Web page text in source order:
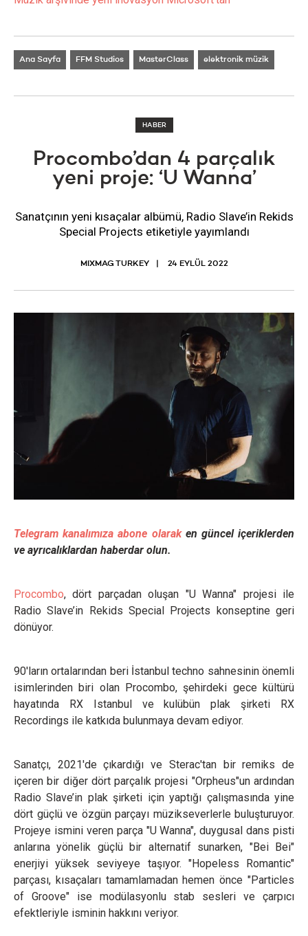
Ana Sayfa FFM Studios MasterClass elektronik müzik
HABER
Procombo’dan 4 parçalık
yeni proje: ‘U Wanna’
Sanatçının yeni kısaçalar albümü, Radio Slave’in Rekids
Special Projects etiketiyle yayımlandı
MIXMAG TURKEY 24 EYLÜL 2022
Telegram kanalımıza abone olaraken güncel içeriklerden
ve ayrıcalıklardan haberdar olun.
Procombo, dört parçadan oluşan "U Wanna" projesi ile
Radio Slave’in Rekids Special Projects konseptine geri
dönüyor.
90'ların ortalarından beri İstanbul techno sahnesinin önemli
isimlerinden biri olan Procombo, şehirdeki gece kültürü
hayatında RX Istanbul ve kulübün plak şirketi RX
Recordings ile katkıda bulunmaya devam ediyor.
Sanatçı, 2021'de çıkardığı ve Sterac'tan bir remiks de
içeren bir diğer dört parçalık projesi "Orpheus"un ardından
Radio Slave’in plak şirketi için yaptığı çalışmasında yine
dört güçlü ve özgün parçayı müzikseverlerle buluşturuyor.
Projeye ismini veren parça "U Wanna", duygusal dans pisti
anlarına yönelik güçlü bir alternatif sunarken, "Bei Bei"
enerjiyi yüksek seviyeye taşıyor. "Hopeless Romantic"
parçası, kısaçaları tamamlamadan hemen önce "Particles
of Groove" ise modülasyonlu stab sesleri ve çarpıcı
efektleriyle isminin hakkını veriyor.